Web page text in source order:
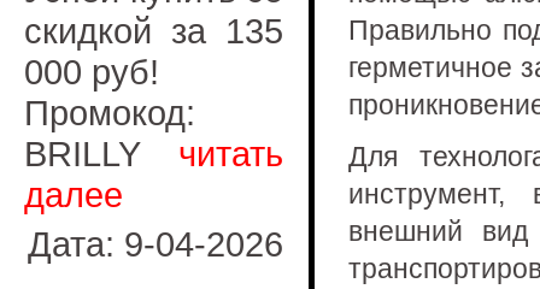
скидкой за 135
000 руб!
Промокод:
BRILLY читать
далее
Дата: 9-04-2026
Правильно
герметичное
Для
инструмент,
внешний вид